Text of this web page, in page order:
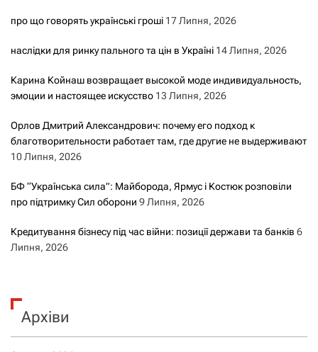
про що говорять українські гроші 17 Липня, 2026
наслідки для ринку пального та цін в Україні 14 Липня, 2026
Карина Койнаш возвращает высокой моде индивидуальность,
эмоции и настоящее искусство 13 Липня, 2026
Орлов Дмитрий Александрович: почему его подход к
благотворительности работает там, где другие не выдерживают
10 Липня, 2026
БФ “Українська сила”: Майборода, Ярмус і Костюк розповіли
про підтримку Сил оборони 9 Липня, 2026
Кредитування бізнесу під час війни: позиції держави та банків 6
Липня, 2026
Архіви